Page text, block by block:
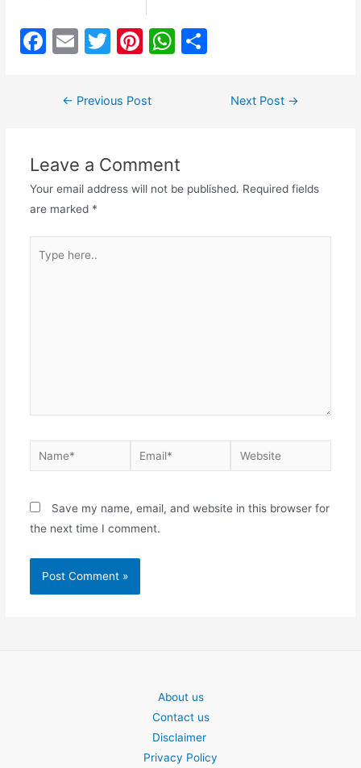
F
o
o
k
E
ai
T
itt
Pi
er
W
p
p
ar
Post← Previous Post Next Post →
Leave a Comment
Your email address will not be published. Required fields
are marked *
here..
Name* Email* Website
Save my name, email, and website in this browser for
the next time I comment.
About us
Contact us
Disclaimer
Privacy Policy